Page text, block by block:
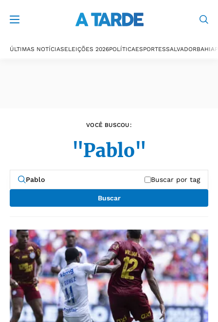
ÚLTIMAS NOTÍCIASELEIÇÕES 2026POLÍTICAESPORTESSALVADORBAHIA
VOCÊ BUSCOU:
"Pablo"
Buscar por tag
Buscar